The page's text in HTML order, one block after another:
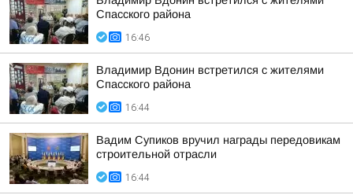
Спасского района
16:46
Владимир Вдонин встретился с жителями
Спасского района
16:44
Вадим Супиков вручил награды передовикам
строительной отрасли
16:44